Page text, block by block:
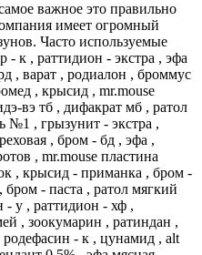
важное это правильно
имеет огромный
Часто используемые
- к , раттидион - экстра , эфа
, варат , родиалон , броммус
, крысид , mr.mouse
вэ тб , дифакрат мб , ратол
№1 , грызунит - экстра ,
, бром - бд , эфа ,
, mr.mouse пластина
, крысид - приманка , бром -
бром - паста , ратол мягкий
- у , раттидион - хф ,
, зоокумарин , ратиндан ,
- к , цунамид , alt